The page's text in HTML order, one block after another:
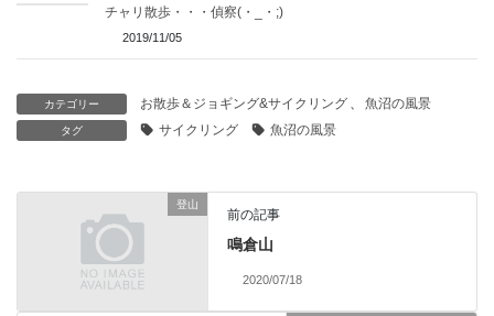
チャリ散歩・・・偵察(・_・;)
2019/11/05
カテゴリー お散歩＆ジョギング&サイクリング 、 魚沼の風景
タグ サイクリング 魚沼の風景
登山
前の記事
鳴倉山
2020/07/18